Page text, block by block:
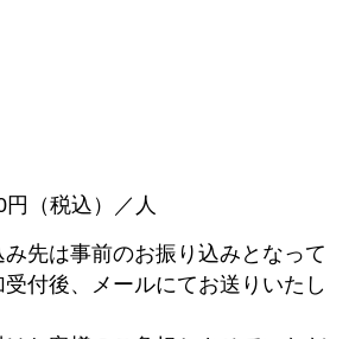
（税込）／人
先は事前のお振り込みとなって
付後、メールにてお送りいたし